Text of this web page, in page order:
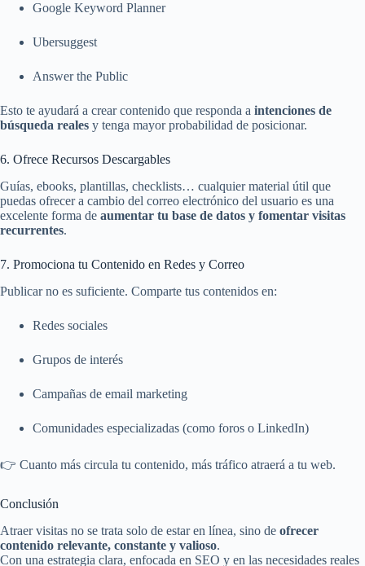
Google Keyword Planner
Ubersuggest
Answer the Public
Esto te ayudará a crear contenido que responda a intenciones de
búsqueda reales y tenga mayor probabilidad de posicionar.
6. Ofrece Recursos Descargables
Guías, ebooks, plantillas, checklists… cualquier material útil que
puedas ofrecer a cambio del correo electrónico del usuario es una
excelente forma de aumentar tu base de datos y fomentar visitas
recurrentes.
7. Promociona tu Contenido en Redes y Correo
Publicar no es suficiente. Comparte tus contenidos en:
Redes sociales
Grupos de interés
Campañas de email marketing
Comunidades especializadas (como foros o LinkedIn)
👉 Cuanto más circula tu contenido, más tráfico atraerá a tu web.
Conclusión
Atraer visitas no se trata solo de estar en línea, sino de ofrecer
contenido relevante, constante y valioso.
Con una estrategia clara, enfocada en SEO y en las necesidades reales